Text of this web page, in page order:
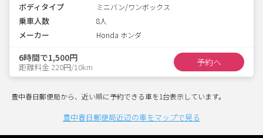
ボディタイプ ミニバン/ワンボックス
乗車人数 8人
メーカー Honda ホンダ
6時間で1,500円
距離料金 220円/10km 予約へ
豊中春日郵便局から、近い順に予約できる車を1台表示しています。
豊中春日郵便局近辺の車をマップで見る